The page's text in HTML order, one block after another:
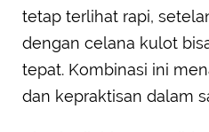
tetap terlihat rapi,
dengan celana kulot
tepat. Kombinasi ini
dan kepraktisan dalam